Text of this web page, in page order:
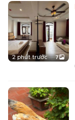
2 phút trước 7